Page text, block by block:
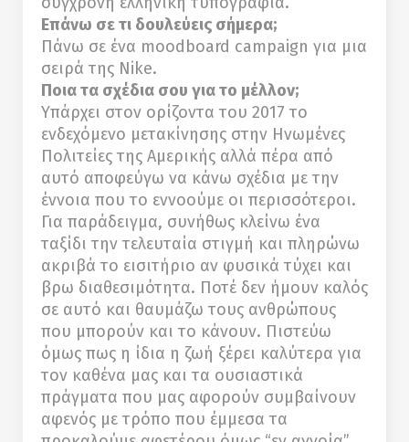
Επάνω σε τι δουλεύεις σήμερα;
Πάνω σε ένα moodboard campaign για μια
σειρά της Nike.
Ποια τα σχέδια σου για το μέλλον;
Υπάρχει στον ορίζοντα του 2017 το
ενδεχόμενο μετακίνησης στην Ηνωμένες
Πολιτείες της Αμερικής αλλά πέρα από
αυτό αποφεύγω να κάνω σχέδια με την
έννοια που το εννοούμε οι περισσότεροι.
Για παράδειγμα, συνήθως κλείνω ένα
ταξίδι την τελευταία στιγμή και πληρώνω
ακριβά το εισιτήριο αν φυσικά τύχει και
βρω διαθεσιμότητα. Ποτέ δεν ήμουν καλός
σε αυτό και θαυμάζω τους ανθρώπους
που μπορούν και το κάνουν. Πιστεύω
όμως πως η ίδια η ζωή ξέρει καλύτερα για
τον καθένα μας και τα ουσιαστικά
πράγματα που μας αφορούν συμβαίνουν
αφενός με τρόπο που έμμεσα τα